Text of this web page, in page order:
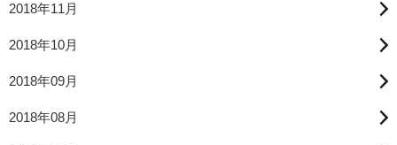
2018年11月
2018年10月
2018年09月
2018年08月